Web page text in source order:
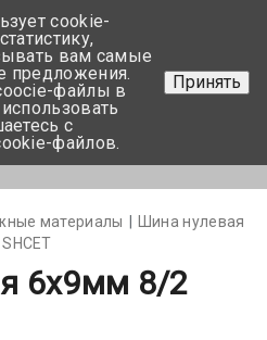
+375 17-350-99-56
+375 44-752-82-08
Задать вопрос
материалы
Шина нулевая
6х9мм 8/2
cookie-
вам самые
предложения.
файлы в
с
файлов.
Принять